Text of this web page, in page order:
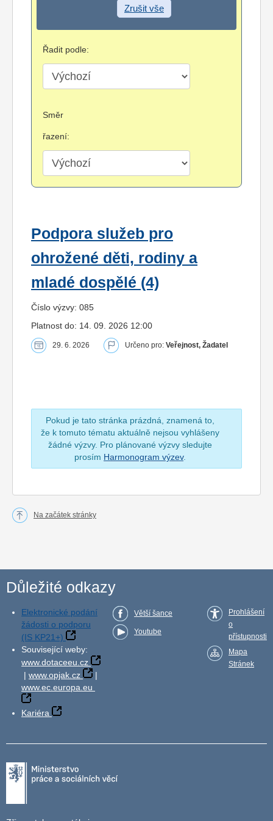
Zrušit vše
Řadit podle:
Směr
řazení:
Podpora služeb pro
ohrožené děti, rodiny a
mladé dospělé (4)
Číslo výzvy: 085
Platnost do: 14. 09. 2026 12:00
29. 6. 2026 Určeno pro: Veřejnost, Žadatel
Pokud je tato stránka prázdná, znamená to,
že k tomuto tématu aktuálně nejsou vyhlášeny
žádné výzvy. Pro plánované výzvy sledujte
prosím Harmonogram výzev.
Na začátek stránky
Důležité odkazy
Elektronické podání
žádosti o podporu
(IS KP21+)
Související weby:
www.dotaceeu.cz
| www.opjak.cz
|
www.ec.europa.eu
Kariéra
Větší šance
Youtube
Prohlášení
o
přístupnosti
Mapa
Stránek